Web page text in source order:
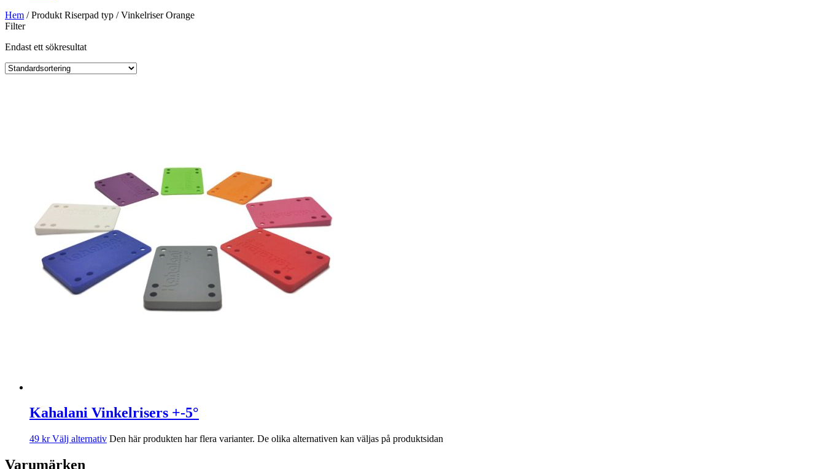
Hem / Produkt Riserpad typ / Vinkelriser Orange
Filter
Endast ett sökresultat
Kahalani Vinkelrisers +-5°
49 kr Välj alternativ Den här produkten har flera varianter. De olika alternativen kan väljas på produktsidan
Varumärken